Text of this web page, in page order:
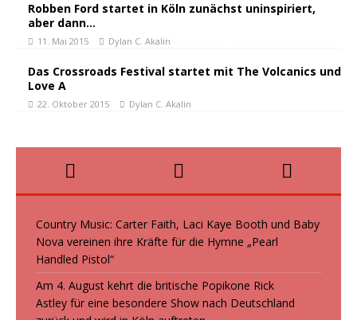
Robben Ford startet in Köln zunächst uninspiriert,
aber dann…
11. Mai 2015 Dylan C. Akalin
Das Crossroads Festival startet mit The Volcanics und
Love A
22. Oktober 2015 Dylan C. Akalin
Country Music: Carter Faith, Laci Kaye Booth und Baby
Nova vereinen ihre Kräfte für die Hymne „Pearl
Handled Pistol“
Am 4. August kehrt die britische Popikone Rick
Astley für eine besondere Show nach Deutschland